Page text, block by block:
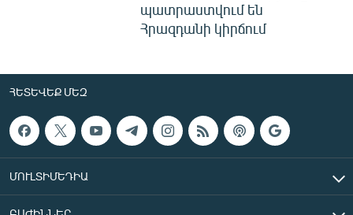
պատրաստվում են
Հրազդանի կիրճում
ՀԵՏԵՎԵՔ ՄԵԶ
ՄՈՒԼՏԻՄԵԴԻԱ